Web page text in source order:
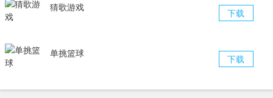
下载
猜歌游戏
下载
单挑篮球